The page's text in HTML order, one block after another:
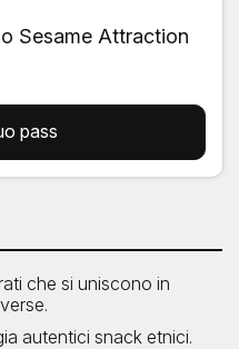
Sesame Attraction
pass
che si uniscono in
autentici snack etnici.